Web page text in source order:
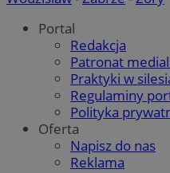
Portal
Redakcja
Patronat
Praktyki w
Regulaminy
Polityka
Oferta
Napisz do nas
Reklama